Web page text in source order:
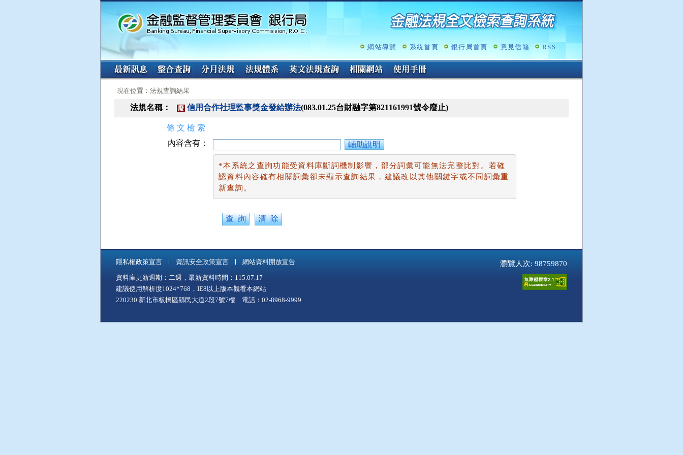
跳
容
網站導覽 系統首頁 銀行局首頁 意見信箱 RSS
:::
現在位置：法規查詢結果
法規名稱： 廢 信用合作社理監事獎金發給辦法(083.01.25台財融字第821161991號令廢止)
條 文 檢 索
內容含有：
輔助說明
*本系統之查詢功能受資料庫斷詞機制影響，部分詞彙可能無法完整比對。若確
認資料內容確有相關詞彙卻未顯示查詢結果，建議改以其他關鍵字或不同詞彙重
新查詢。
隱私權政策宣言 資訊安全政策宣言 網站資料開放宣告 瀏覽人次: 98759870
資料庫更新週期：二週，最新資料時間：115.07.17
建議使用解析度1024*768，IE8以上版本觀看本網站
220230 新北市板橋區縣民大道2段7號7樓 電話：02-8968-9999